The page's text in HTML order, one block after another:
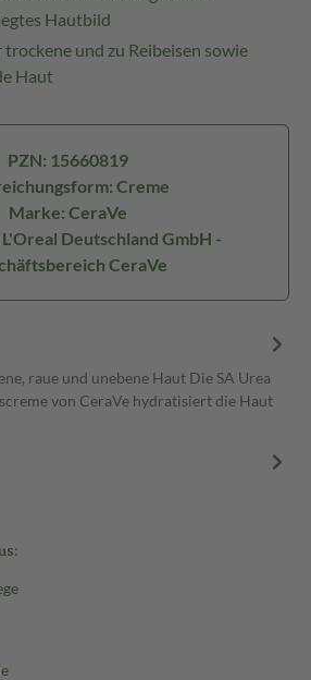
Hautbild
und zu Reibeisen sowie
Haut
PZN: 15660819
Creme
Marke: CeraVe
Deutschland GmbH -
CeraVe
raue und unebene Haut Die SA Urea
von CeraVe hydratisiert die Haut